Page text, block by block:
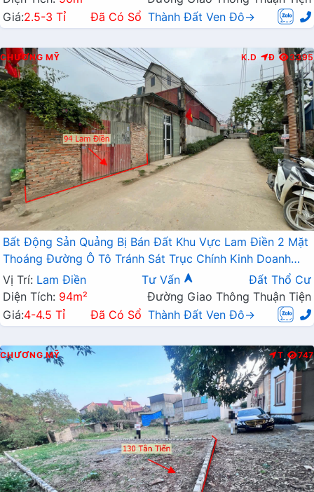
Giá:2.5-3 Tỉ Đã Có Sổ Thành Đất Ven Đô→
CHƯƠNG MỸ K.D Đ 3395
Bất Động Sản Quảng Bị Bán Đất Khu Vực Lam Điền 2 Mặt
Thoáng Đường Ô Tô Tránh Sát Trục Chính Kinh Doanh
Liên Xã
Vị Trí: Lam Điền Tư Vấn
Đất Thổ Cư
Diện Tích: 94m²
Đường Giao Thông Thuận Tiện
Giá:4-4.5 Tỉ Đã Có Sổ Thành Đất Ven Đô→
CHƯƠNG MỸ T 747